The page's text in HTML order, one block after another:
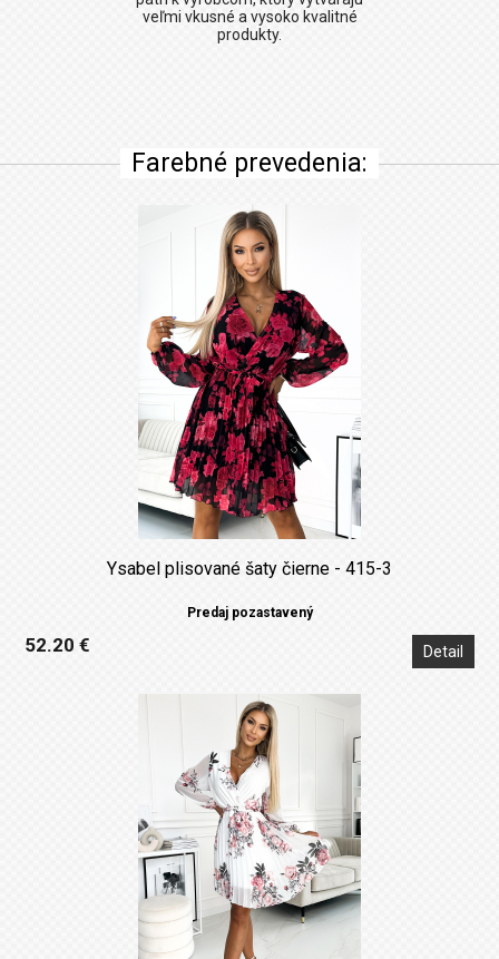
veľmi vkusné a vysoko kvalitné
produkty.
Farebné prevedenia:
Ysabel plisované šaty čierne - 415-3
Predaj pozastavený
52.20 € Detail